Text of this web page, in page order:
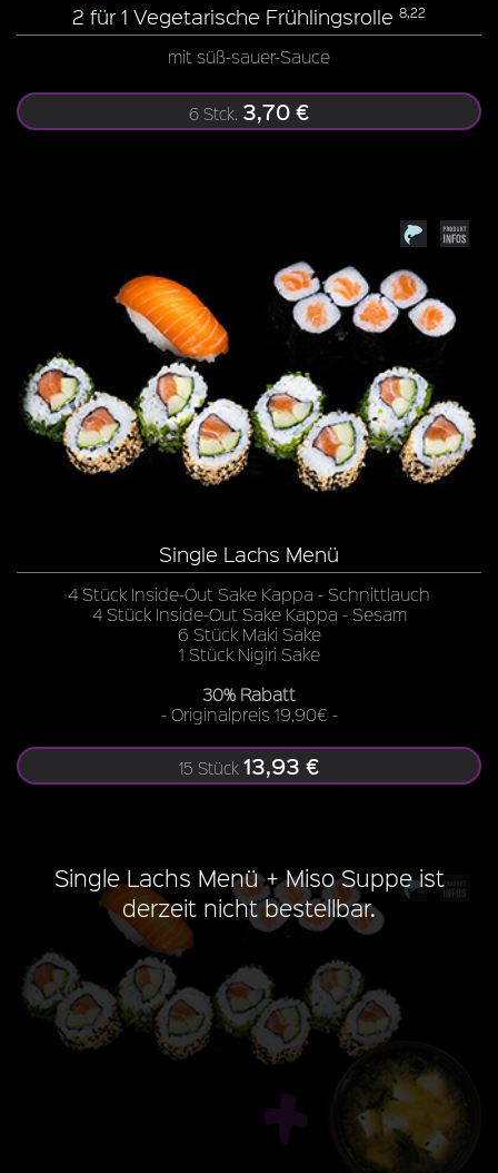
2 für 1 Vegetarische Frühlingsrolle 8,22
mit süß-sauer-Sauce
6 Stck. 3,70 €
Single Lachs Menü
4 Stück Inside-Out Sake Kappa - Schnittlauch
4 Stück Inside-Out Sake Kappa - Sesam
6 Stück Maki Sake
1 Stück Nigiri Sake
30% Rabatt
- Originalpreis 19,90€ -
15 Stück 13,93 €
Single Lachs Menü + Miso Suppe ist
derzeit nicht bestellbar.